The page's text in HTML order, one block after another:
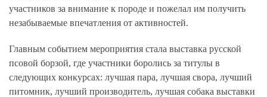
участников за внимание к породе и пожелал им получить
незабываемые впечатления от активностей.
Главным событием мероприятия стала выставка русской
псовой борзой, где участники боролись за титулы в
следующих конкурсах: лучшая пара, лучшая свора, лучший
питомник, лучший производитель, лучшая собака выставки